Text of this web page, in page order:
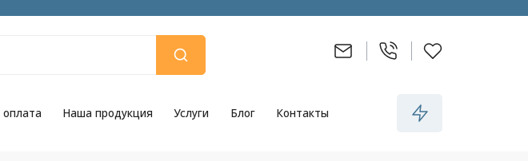
Наша продукция Услуги Блог Контакты